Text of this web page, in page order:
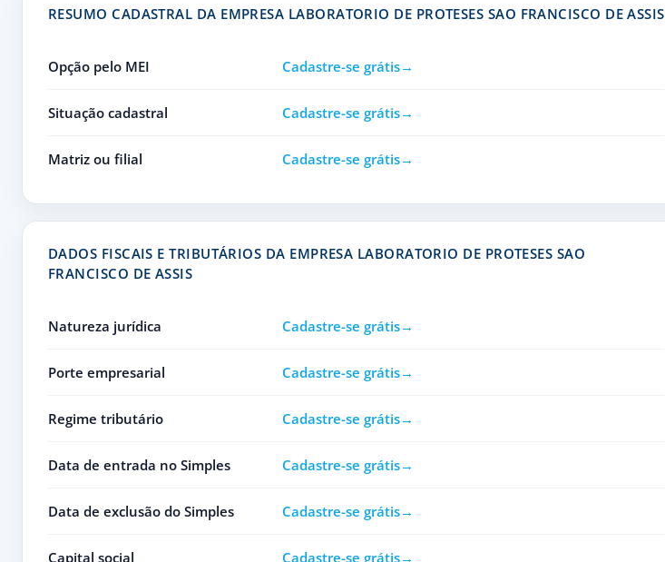
RESUMO CADASTRAL DA EMPRESA LABORATORIO DE PROTESES SAO FRANCISCO DE ASSIS
Opção pelo MEI Cadastre-se grátis
Situação cadastral Cadastre-se grátis
Matriz ou filial Cadastre-se grátis
DADOS FISCAIS E TRIBUTÁRIOS DA EMPRESA LABORATORIO DE PROTESES SAO
FRANCISCO DE ASSIS
Natureza jurídica Cadastre-se grátis
Porte empresarial Cadastre-se grátis
Regime tributário Cadastre-se grátis
Data de entrada no Simples Cadastre-se grátis
Data de exclusão do Simples Cadastre-se grátis
Capital social Cadastre-se grátis